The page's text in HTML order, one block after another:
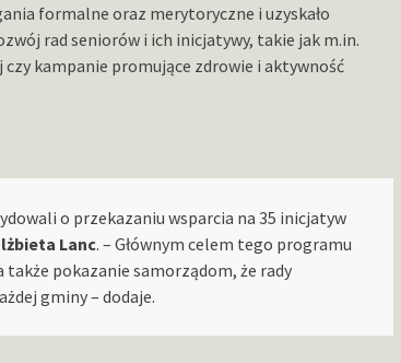
formalne oraz merytoryczne i uzyskało
rad seniorów i ich inicjatywy, takie jak m.in.
kampanie promujące zdrowie i aktywność
o przekazaniu wsparcia na 35 inicjatyw
Lanc. – Głównym celem tego programu
pokazanie samorządom, że rady
gminy – dodaje.